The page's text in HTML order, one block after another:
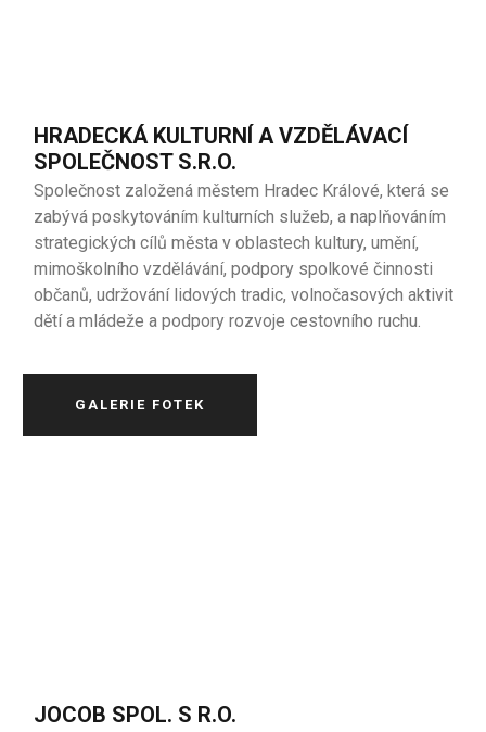
HRADECKÁ KULTURNÍ A VZDĚLÁVACÍ
SPOLEČNOST S.R.O.
Společnost založená městem Hradec Králové, která se
zabývá poskytováním kulturních služeb, a naplňováním
strategických cílů města v oblastech kultury, umění,
mimoškolního vzdělávání, podpory spolkové činnosti
občanů, udržování lidových tradic, volnočasových aktivit
dětí a mládeže a podpory rozvoje cestovního ruchu.
GALERIE FOTEK
JOCOB SPOL. S R.O.